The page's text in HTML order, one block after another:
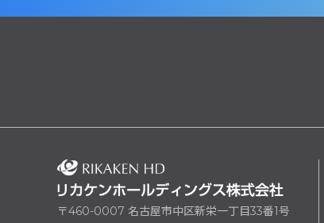
〒460-0007 名古屋市中区新栄一丁目33番1号